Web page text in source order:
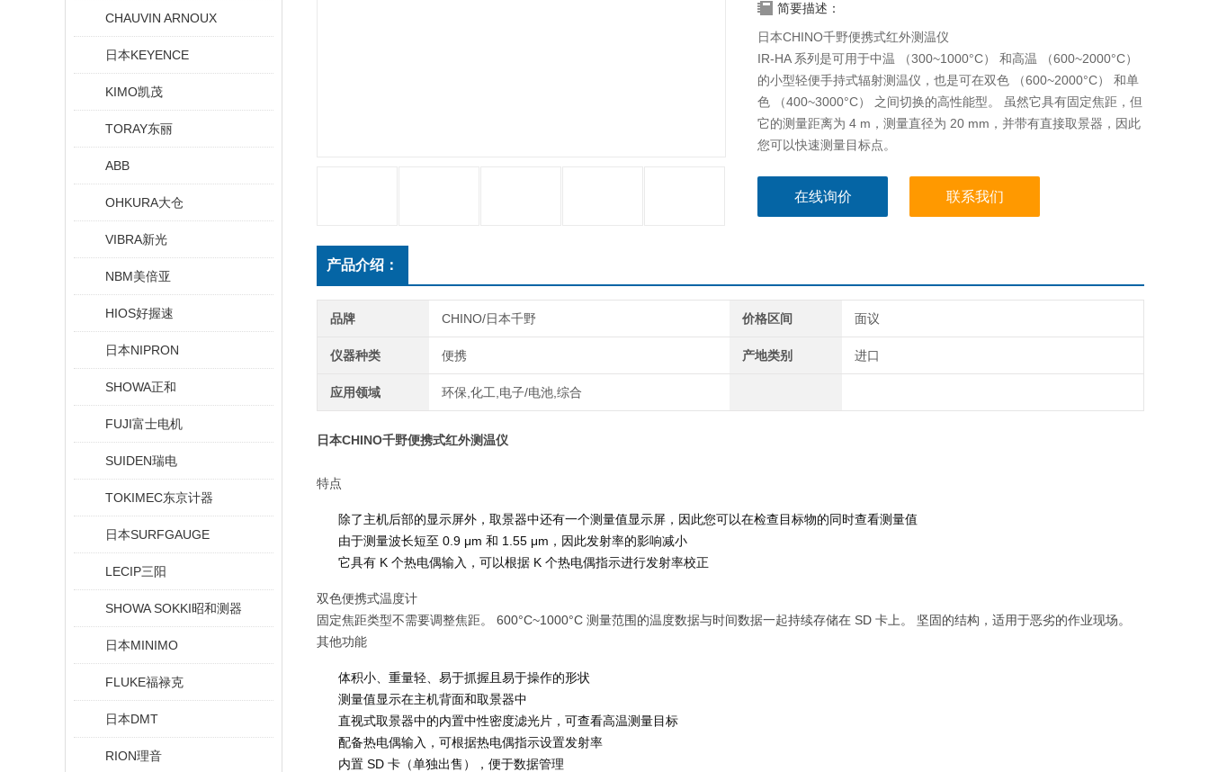
CHAUVIN ARNOUX
日本KEYENCE
KIMO凯茂
TORAY东丽
ABB
OHKURA大仓
VIBRA新光
NBM美倍亚
HIOS好握速
日本NIPRON
SHOWA正和
FUJI富士电机
SUIDEN瑞电
TOKIMEC东京计器
日本SURFGAUGE
LECIP三阳
SHOWA SOKKI昭和测器
日本MINIMO
FLUKE福禄克
日本DMT
RION理音
简要描述：
日本CHINO千野便携式红外测温仪
IR-HA 系列是可用于中温 （300~1000°C） 和高温 （600~2000°C）
的小型轻便手持式辐射测温仪，也是可在双色 （600~2000°C） 和单
色 （400~3000°C） 之间切换的高性能型。 虽然它具有固定焦距，但
它的测量距离为 4 m，测量直径为 20 mm，并带有直接取景器，因此
您可以快速测量目标点。
在线询价 联系我们
产品介绍：
品牌 CHINO/日本千野 价格区间 面议
仪器种类 便携 产地类别 进口
应用领域 环保,化工,电子/电池,综合
日本CHINO千野便携式红外测温仪
特点
除了主机后部的显示屏外，取景器中还有一个测量值显示屏，因此您可以在检查目标物的同时查看测量值
由于测量波长短至 0.9 μm 和 1.55 μm，因此发射率的影响减小
它具有 K 个热电偶输入，可以根据 K 个热电偶指示进行发射率校正
双色便携式温度计
固定焦距类型不需要调整焦距。 600°C~1000°C 测量范围的温度数据与时间数据一起持续存储在 SD 卡上。 坚固的结构，适用于恶劣的作业现场。
其他功能
体积小、重量轻、易于抓握且易于操作的形状
测量值显示在主机背面和取景器中
直视式取景器中的内置中性密度滤光片，可查看高温测量目标
配备热电偶输入，可根据热电偶指示设置发射率
内置 SD 卡（单独出售），便于数据管理